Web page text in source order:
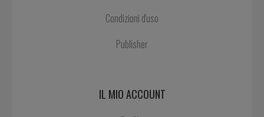
Condizioni d'uso
Publisher
IL MIO ACCOUNT